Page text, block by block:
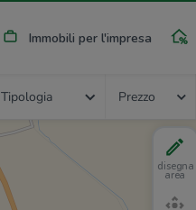
Immobili per l'impresa
Tipologia Prezzo
disegna
area